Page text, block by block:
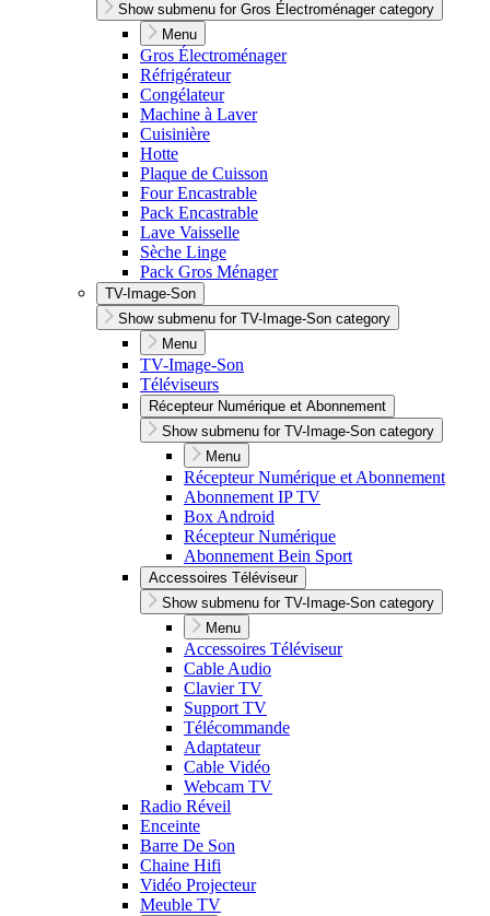
Show submenu for Gros Électroménager category
Menu
Gros Électroménager
Réfrigérateur
Congélateur
Machine à Laver
Cuisinière
Hotte
Plaque de Cuisson
Four Encastrable
Pack Encastrable
Lave Vaisselle
Sèche Linge
Pack Gros Ménager
TV-Image-Son
Show submenu for TV-Image-Son category
Menu
TV-Image-Son
Téléviseurs
Récepteur Numérique et Abonnement
Show submenu for TV-Image-Son category
Menu
Récepteur Numérique et Abonnement
Abonnement IP TV
Box Android
Récepteur Numérique
Abonnement Bein Sport
Accessoires Téléviseur
Show submenu for TV-Image-Son category
Menu
Accessoires Téléviseur
Cable Audio
Clavier TV
Support TV
Télécommande
Adaptateur
Cable Vidéo
Webcam TV
Radio Réveil
Enceinte
Barre De Son
Chaine Hifi
Vidéo Projecteur
Meuble TV